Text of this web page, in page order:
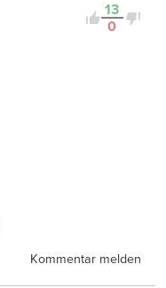
13
0
Kommentar melden